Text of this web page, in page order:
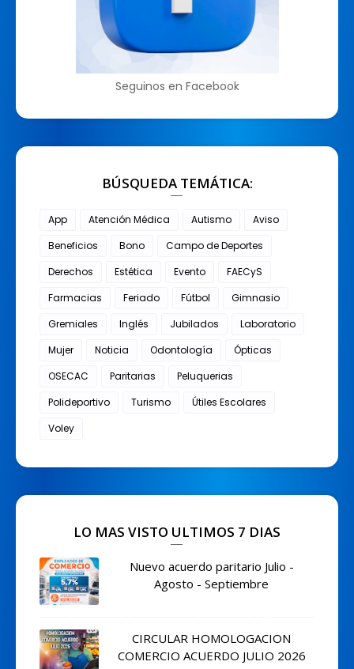
Seguinos en Facebook
BÚSQUEDA TEMÁTICA:
App Atención Médica Autismo
Aviso
Beneficios
Bono
Campo de Deportes
Derechos
Estética Evento
FAECyS
Farmacias
Feriado Fútbol
Gimnasio
Gremiales
Inglés Jubilados
Laboratorio
Mujer
Noticia Odontología
Ópticas
OSECAC
Paritarias
Peluquerias
Polideportivo
Turismo
Útiles Escolares
Voley
LO MAS VISTO ULTIMOS 7 DIAS
Nuevo acuerdo paritario Julio -
Agosto - Septiembre
CIRCULAR HOMOLOGACION
COMERCIO ACUERDO JULIO 2026